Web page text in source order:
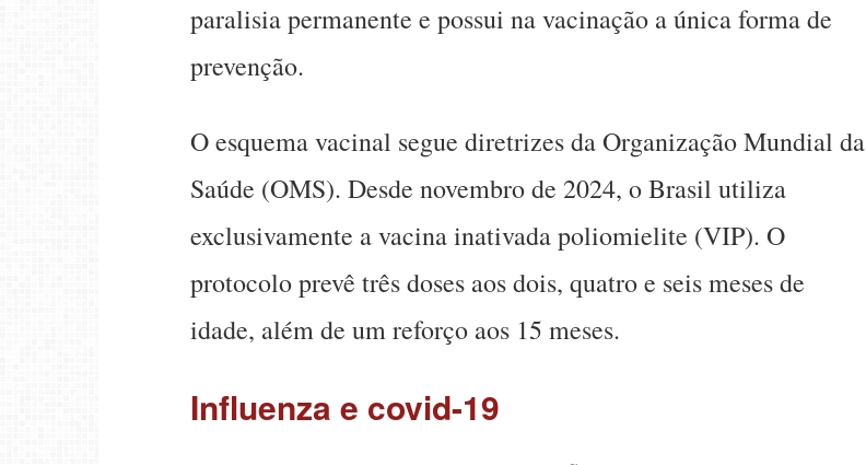
paralisia permanente e possui na vacinação a única forma de
prevenção.
O esquema vacinal segue diretrizes da Organização Mundial da
Saúde (OMS). Desde novembro de 2024, o Brasil utiliza
exclusivamente a vacina inativada poliomielite (VIP). O
protocolo prevê três doses aos dois, quatro e seis meses de
idade, além de um reforço aos 15 meses.
Influenza e covid-19